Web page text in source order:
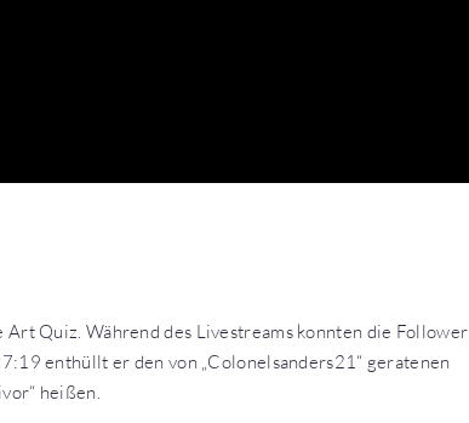
Art Quiz. Während des Livestreams konnten die Follower
enthüllt er den von „Colonelsanders21“ geratenen
heißen.